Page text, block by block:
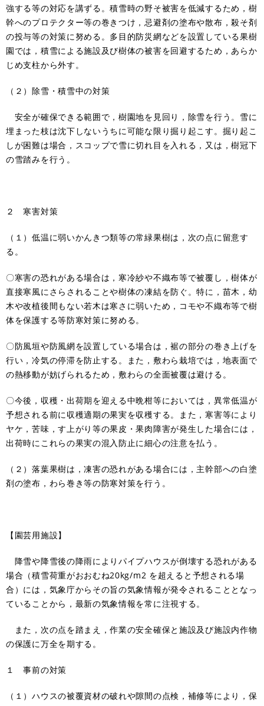
強する等の対応を講ずる。積雪時の野そ被害を低減するため，樹
幹へのプロテクター等の巻きつけ，忌避剤の塗布や散布，殺そ剤
の投与等の対策に努める。多目的防災網などを設置している果樹
園では，積雪による施設及び樹体の被害を回避するため，あらか
じめ支柱から外す。
（２）除雪・積雪中の対策
安全が確保できる範囲で，樹園地を見回り，除雪を行う。雪に
埋まった枝は沈下しないうちに可能な限り掘り起こす。掘り起こ
しが困難は場合，スコップで雪に切れ目を入れる，又は，樹冠下
の雪踏みを行う。
２ 寒害対策
（１）低温に弱いかんきつ類等の常緑果樹は，次の点に留意す
る。
〇寒害の恐れがある場合は，寒冷紗や不織布等で被覆し，樹体が
直接寒風にさらされることや樹体の凍結を防ぐ。特に，苗木，幼
木や改植後間もない若木は寒さに弱いため，コモや不織布等で樹
体を保護する等防寒対策に努める。
〇防風垣や防風網を設置している場合は，裾の部分の巻き上げを
行い，冷気の停滞を防止する。また，敷わら栽培では，地表面で
の熱移動が妨げられるため，敷わらの全面被覆は避ける。
〇今後，収穫・出荷期を迎える中晩柑等においては，異常低温が
予想される前に収穫適期の果実を収穫する。また，寒害等により
ヤケ，苦味，す上がり等の果皮・果肉障害が発生した場合には，
出荷時にこれらの果実の混入防止に細心の注意を払う。
（２）落葉果樹は，凍害の恐れがある場合には，主幹部への白塗
剤の塗布，わら巻き等の防寒対策を行う。
【園芸用施設】
降雪や降雪後の降雨によりパイプハウスが倒壊する恐れがある
場合（積雪荷重がおおむね20kg/m2 を超えると予想される場
合）には，気象庁からその旨の気象情報が発令されることとなっ
ていることから，最新の気象情報を常に注視する。
また，次の点を踏まえ，作業の安全確保と施設及び施設内作物
の保護に万全を期する。
１ 事前の対策
（１）ハウスの被覆資材の破れや隙間の点検，補修等により，保